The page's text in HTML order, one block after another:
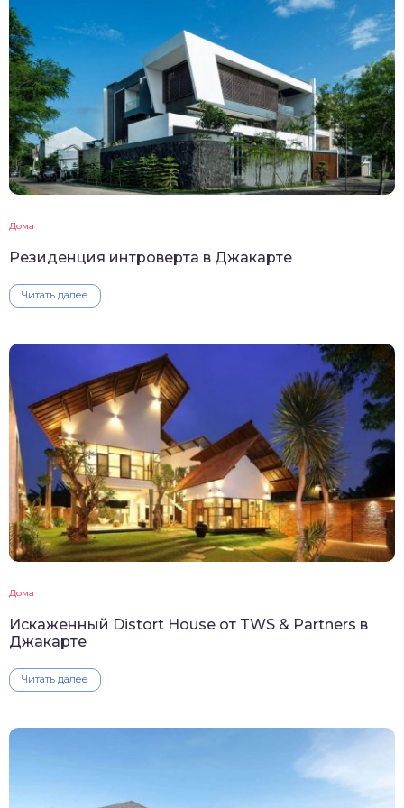
Дома
Резиденция интроверта в Джакарте
Читать далее
Дома
Искаженный Distort House от TWS & Partners в
Джакарте
Читать далее